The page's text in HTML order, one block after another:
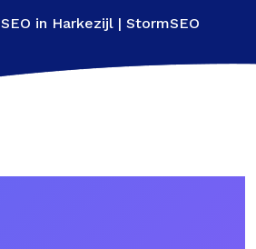
SEO in Harkezijl | StormSEO